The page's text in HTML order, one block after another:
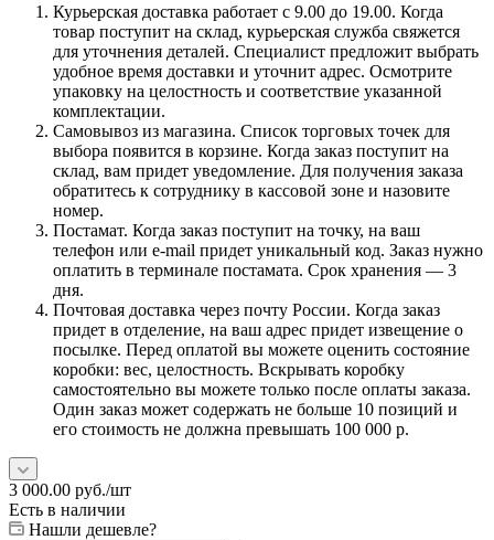
Курьерская доставка работает с 9.00 до 19.00. Когда
товар поступит на склад, курьерская служба свяжется
для уточнения деталей. Специалист предложит выбрать
удобное время доставки и уточнит адрес. Осмотрите
упаковку на целостность и соответствие указанной
комплектации.
Самовывоз из магазина. Список торговых точек для
выбора появится в корзине. Когда заказ поступит на
склад, вам придет уведомление. Для получения заказа
обратитесь к сотруднику в кассовой зоне и назовите
номер.
Постамат. Когда заказ поступит на точку, на ваш
телефон или e-mail придет уникальный код. Заказ нужно
оплатить в терминале постамата. Срок хранения — 3
дня.
Почтовая доставка через почту России. Когда заказ
придет в отделение, на ваш адрес придет извещение о
посылке. Перед оплатой вы можете оценить состояние
коробки: вес, целостность. Вскрывать коробку
самостоятельно вы можете только после оплаты заказа.
Один заказ может содержать не больше 10 позиций и
его стоимость не должна превышать 100 000 р.
3 000.00 руб./шт
Есть в наличии
Нашли дешевле?